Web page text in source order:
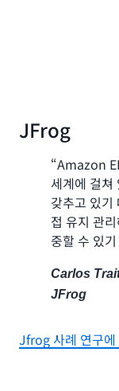
JFrog
“Amazon
세계에 걸쳐
갖추고 있기
접 유지 관
중할 수 있
Carlos
JFrog
Jfrog 사례 연구에